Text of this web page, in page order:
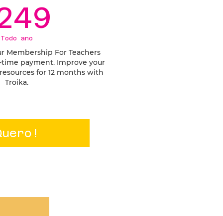
Todo ano
Membership For Teachers
payment. Improve your
for 12 months with
Troika.